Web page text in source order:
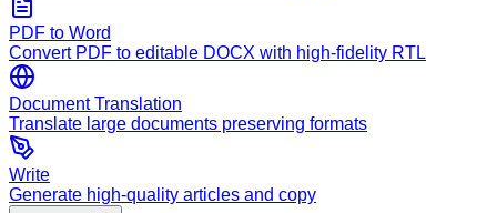
PDF to Word
Convert PDF to editable DOCX with high-fidelity RTL
Document Translation
Translate large documents preserving formats
Write
Generate high-quality articles and copy